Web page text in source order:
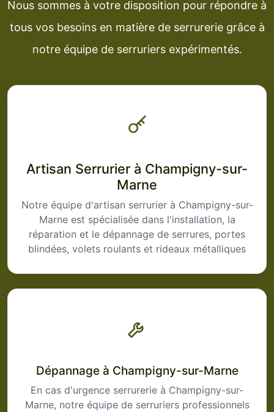
Nous sommes à votre disposition pour répondre à
tous vos besoins en matière de serrurerie grâce à
notre équipe de serruriers expérimentés.
Artisan Serrurier à Champigny-sur-
Marne
Notre équipe d'artisan serrurier à Champigny-sur-
Marne est spécialisée dans l'installation, la
réparation et le dépannage de serrures, portes
blindées, volets roulants et rideaux métalliques
Dépannage à Champigny-sur-Marne
En cas d'urgence serrurerie à Champigny-sur-
Marne, notre équipe de serruriers professionnels